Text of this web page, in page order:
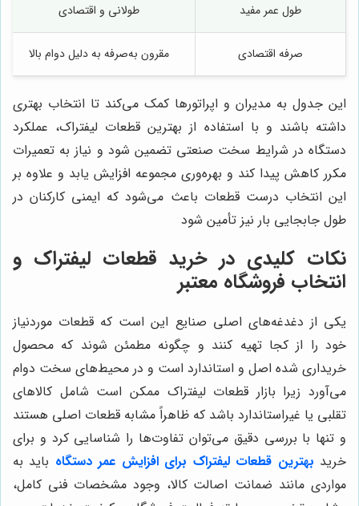
طول عمر مفید طولانی و اقتصادی
صرفه اقتصادی مقرون به‌صرفه به دلیل دوام بالا
این جدول به مدیران و اپراتورها کمک می‌کند تا انتخاب بهتری
داشته باشند و با استفاده از بهترین قطعات لیفتراک، عملکرد
دستگاه در شرایط سخت صنعتی تضمین شود و نیاز به تعمیرات
مکرر کاهش پیدا کند و بهره‌وری مجموعه افزایش یابد و علاوه بر
این انتخاب درست قطعات باعث می‌شود که ایمنی کارکنان در
طول جابجایی بار نیز تأمین شود
نکات کلیدی در خرید قطعات لیفتراک و
انتخاب فروشگاه معتبر
یکی از دغدغه‌های اصلی صنایع این است که قطعات موردنیاز
خود را از کجا تهیه کنند و چگونه مطمئن شوند که محصول
خریداری شده اصل و استاندارد است و در محیط‌های سخت دوام
می‌آورد زیرا بازار قطعات لیفتراک ممکن است شامل کالاهای
تقلبی یا غیراستاندارد باشد که ظاهراً مشابه قطعات اصلی هستند
و تنها با بررسی دقیق می‌توان تفاوت‌ها را شناسایی کرد و برای
خرید بهترین قطعات لیفتراک برای افزایش عمر دستگاه باید به
مواردی مانند ضمانت اصالت کالا، وجود مشخصات فنی کامل،